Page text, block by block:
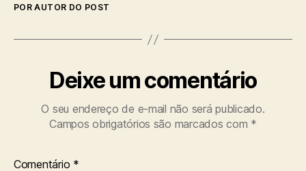
POR AUTOR DO POST
Deixe um comentário
O seu endereço de e-mail não será publicado.
Campos obrigatórios são marcados com *
Comentário *